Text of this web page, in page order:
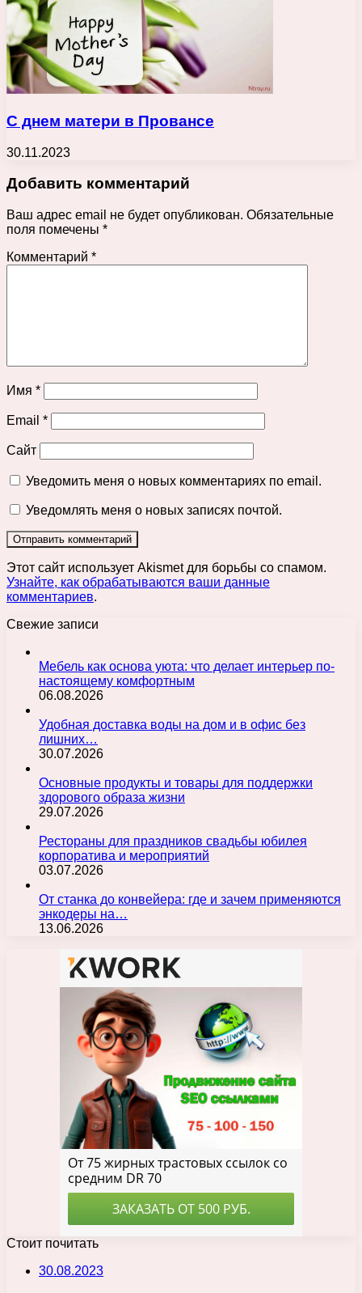
С днем матери в Провансе
30.11.2023
Добавить комментарий
Ваш адрес email не будет опубликован. Обязательные
поля помечены *
Комментарий *
Имя *
Email *
Сайт
Уведомить меня о новых комментариях по email.
Уведомлять меня о новых записях почтой.
Этот сайт использует Akismet для борьбы со спамом.
Узнайте, как обрабатываются ваши данные
комментариев.
Свежие записи
Мебель как основа уюта: что делает интерьер по-
настоящему комфортным
06.08.2026
Удобная доставка воды на дом и в офис без
лишних…
30.07.2026
Основные продукты и товары для поддержки
здорового образа жизни
29.07.2026
Рестораны для праздников свадьбы юбилея
корпоратива и мероприятий
03.07.2026
От станка до конвейера: где и зачем применяются
энкодеры на…
13.06.2026
Стоит почитать
30.08.2023